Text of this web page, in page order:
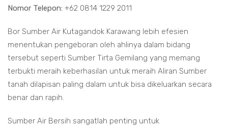
Nomor Telepon: +62 0814 1229 2011
Bor Sumber Air Kutagandok Karawang lebih efesien
menentukan pengeboran oleh ahlinya dalam bidang
tersebut seperti Sumber Tirta Gemilang yang memang
terbukti meraih keberhasilan untuk meraih Aliran Sumber
tanah dilapisan paling dalam untuk bisa dikeluarkan secara
benar dan rapih.
Sumber Air Bersih sangatlah penting untuk